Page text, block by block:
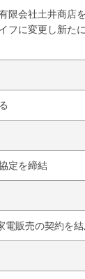
限会社土井商店
フに変更し新た
定を締結
電販売の契約を結